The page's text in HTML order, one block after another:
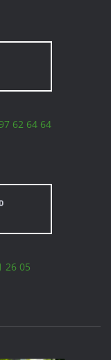
62 64 64
26 05